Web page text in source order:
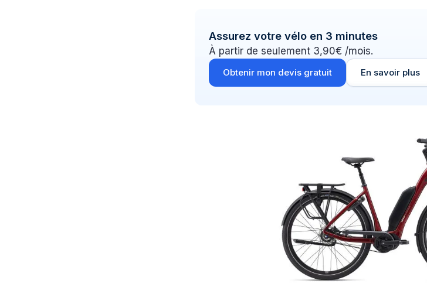
Assurez votre vélo en 3 minutes
À partir de seulement 3,90€ /mois.
Obtenir mon devis gratuit En savoir plus